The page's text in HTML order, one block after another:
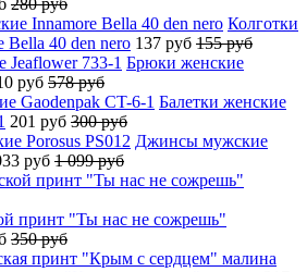
Колготки
Bella 40 den nero 137 руб 155 руб
Брюки женские
руб 578 руб
Балетки женские
201 руб 300 руб
Джинсы мужские
руб 1 099 руб
принт "Ты нас не сожрешь"
350 руб